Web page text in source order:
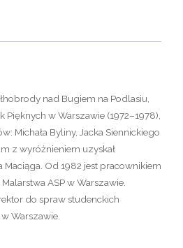
nad Bugiem na Podlasiu,
w Warszawie (1972–1978),
Michała Byliny, Jacka Siennickiego
z wyróżnieniem uzyskał
Od 1982 jest pracownikiem
ASP w Warszawie.
do spraw studenckich
Warszawie.